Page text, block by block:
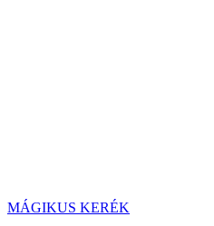
MÁGIKUS KERÉK